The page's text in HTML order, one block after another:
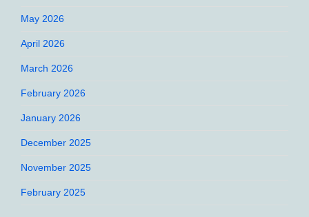
May 2026
April 2026
March 2026
February 2026
January 2026
December 2025
November 2025
February 2025